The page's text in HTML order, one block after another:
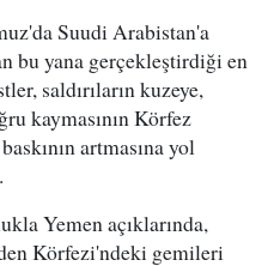
Suudi Arabistan'a
bu yana gerçekleştirdiği en
saldırıların kuzeye,
kaymasının Körfez
artmasına yol
Yemen açıklarında,
Körfezi'ndeki gemileri